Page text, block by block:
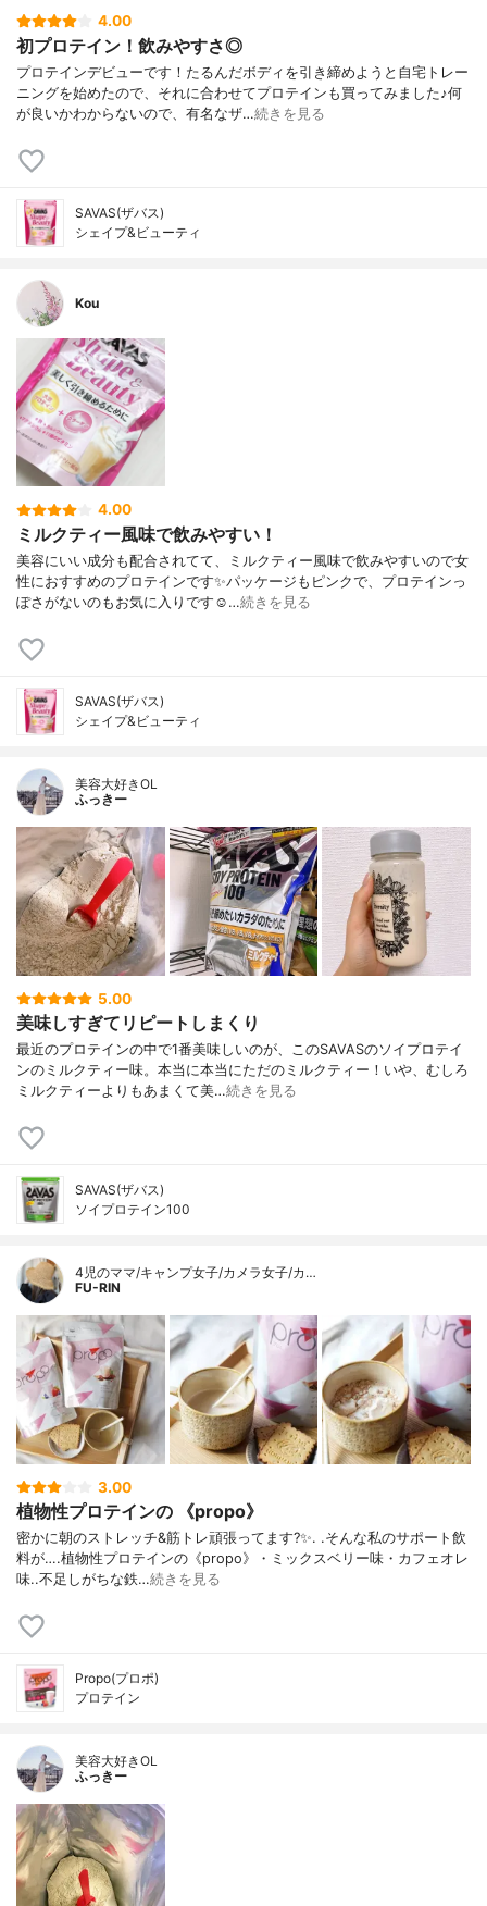
4.00
初プロテイン！飲みやすさ◎
プロテインデビューです！たるんだボディを引き締めようと自宅トレー
ニングを始めたので、それに合わせてプロテインも買ってみました♪何
が良いかわからないので、有名なザ…続きを見る
SAVAS(ザバス)
シェイプ&ビューティ
Kou
4.00
ミルクティー風味で飲みやすい！
美容にいい成分も配合されてて、ミルクティー風味で飲みやすいので女
性におすすめのプロテインです✨パッケージもピンクで、プロテインっ
ぽさがないのもお気に入りです☺️…続きを見る
SAVAS(ザバス)
シェイプ&ビューティ
美容大好きOL
ふっきー
5.00
美味しすぎてリピートしまくり
最近のプロテインの中で1番美味しいのが、このSAVASのソイプロテイ
ンのミルクティー味。本当に本当にただのミルクティー！いや、むしろ
ミルクティーよりもあまくて美…続きを見る
SAVAS(ザバス)
ソイプロテイン100
4児のママ/キャンプ女子/カメラ女子/カ…
FU-RIN
3.00
植物性プロテインの 《propo》
密かに朝のストレッチ&筋トレ頑張ってます?✨. .そんな私のサポート飲
料が….植物性プロテインの《propo》・ミックスベリー味・カフェオレ
味..不足しがちな鉄…続きを見る
Propo(プロポ)
プロテイン
美容大好きOL
ふっきー